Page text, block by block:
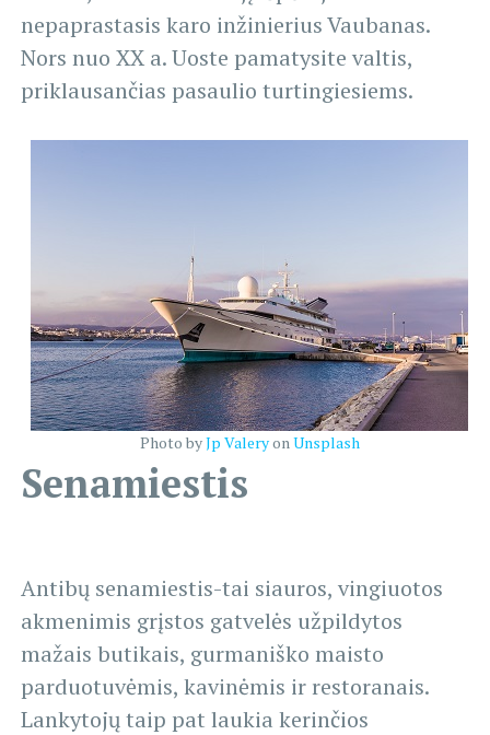
nepaprastasis karo inžinierius Vaubanas.
Nors nuo XX a. Uoste pamatysite valtis,
priklausančias pasaulio turtingiesiems.
Photo byJp Valeryon Unsplash
Senamiestis
Antibų senamiestis-tai siauros, vingiuotos
akmenimis grįstos gatvelės užpildytos
mažais butikais, gurmaniško maisto
parduotuvėmis, kavinėmis ir restoranais.
Lankytojų taip pat laukia kerinčios